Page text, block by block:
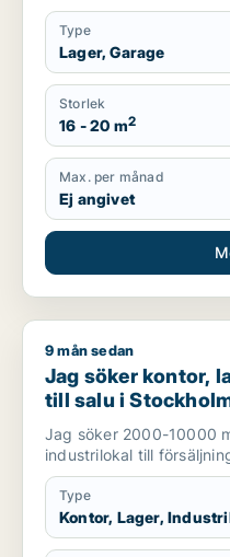
Type
Lager, Garage
Storlek
16 - 20 m2
Max. per månad
Ej angivet
Jag söker kontor, lager
9 mån sedan
Jag söker kontor,
till salu i
Jag söker 2000-10000
industrilokal till
Type
Kontor, Lager,